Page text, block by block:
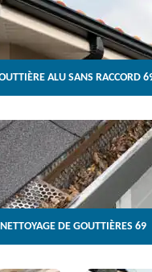
ALU SANS RACCORD
NETTOYAGE DE GOUTTIÈRES 69